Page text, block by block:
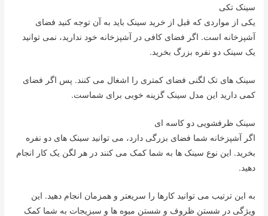
سینک تکی
یکی از مواردی که قبل از خرید سینک باید به آن توجه کنید فضای
آشپزخانه است. اگر فضای کافی در آشپزخانه خود ندارید، نمی توانید
یک سینک دو نفره بزرگ بخرید.
سینک های تک لگنی فضای کمتری را اشغال می کنند. پس اگر فضای
کمی دارید این مدل سینک گزینه خوبی برای شماست.
سینک ظرفشویی دو کاسه ای
اگر آشپزخانه شما فضای بزرگی دارد، می توانید سینک های دو نفره
بخرید. این نوع سینک ها به شما کمک می کنند در هر لگن یک کار انجام
دهید.
به این ترتیب می توانید کارها را سریعتر و همزمان انجام دهید. این
ویژگی در شستن ظروف و شستن میوه ها و سبزیجات به شما کمک